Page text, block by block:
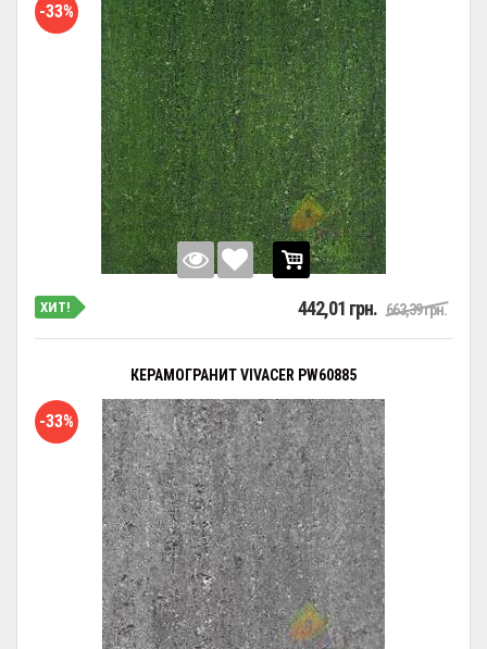
-33%
ХИТ! 442,01 грн. 663,39 грн.
КЕРАМОГРАНИТ VIVACER PW60885
-33%